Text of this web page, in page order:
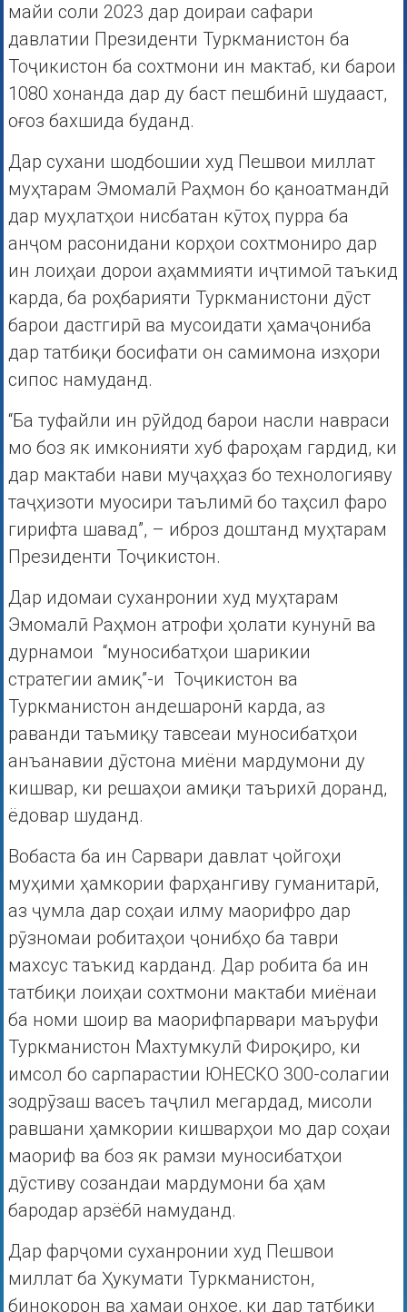
майи соли 2023 дар доираи сафари
давлатии Президенти Туркманистон ба
Тоҷикистон ба сохтмони ин мактаб, ки барои
1080 хонанда дар ду баст пешбинӣ шудааст,
оғоз бахшида буданд.
Дар сухани шодбошии худ Пешвои миллат
муҳтарам Эмомалӣ Раҳмон бо қаноатмандӣ
дар муҳлатҳои нисбатан кӯтоҳ пурра ба
анҷом расонидани корҳои сохтмониро дар
ин лоиҳаи дорои аҳаммияти иҷтимоӣ таъкид
карда, ба роҳбарияти Туркманистони дӯст
барои дастгирӣ ва мусоидати ҳамаҷониба
дар татбиқи босифати он самимона изҳори
сипос намуданд.
“Ба туфайли ин рӯйдод барои насли навраси
мо боз як имконияти хуб фароҳам гардид, ки
дар мактаби нави муҷаҳҳаз бо технологияву
таҷҳизоти муосири таълимӣ бо таҳсил фаро
гирифта шавад”, – иброз доштанд муҳтарам
Президенти Тоҷикистон.
Дар идомаи суханронии худ муҳтарам
Эмомалӣ Раҳмон атрофи ҳолати кунунӣ ва
дурнамои “муносибатҳои шарикии
стратегии амиқ”-и Тоҷикистон ва
Туркманистон андешаронӣ карда, аз
раванди таъмиқу тавсеаи муносибатҳои
анъанавии дӯстона миёни мардумони ду
кишвар, ки решаҳои амиқи таърихӣ доранд,
ёдовар шуданд.
Вобаста ба ин Сарвари давлат ҷойгоҳи
муҳими ҳамкории фарҳангиву гуманитарӣ,
аз ҷумла дар соҳаи илму маорифро дар
рӯзномаи робитаҳои ҷонибҳо ба таври
махсус таъкид карданд. Дар робита ба ин
татбиқи лоиҳаи сохтмони мактаби миёнаи
ба номи шоир ва маорифпарвари маъруфи
Туркманистон Махтумкулӣ Фироқиро, ки
имсол бо сарпарастии ЮНЕСКО 300-солагии
зодрӯзаш васеъ таҷлил мегардад, мисоли
равшани ҳамкории кишварҳои мо дар соҳаи
маориф ва боз як рамзи муносибатҳои
дӯстиву созандаи мардумони ба ҳам
бародар арзёбӣ намуданд.
Дар фарҷоми суханронии худ Пешвои
миллат ба Ҳукумати Туркманистон,
бинокорон ва ҳамаи онҳое, ки дар татбиқи